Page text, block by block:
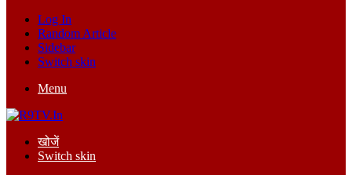
Log In
Random Article
Sidebar
Switch skin
Menu
खोजें
Switch skin